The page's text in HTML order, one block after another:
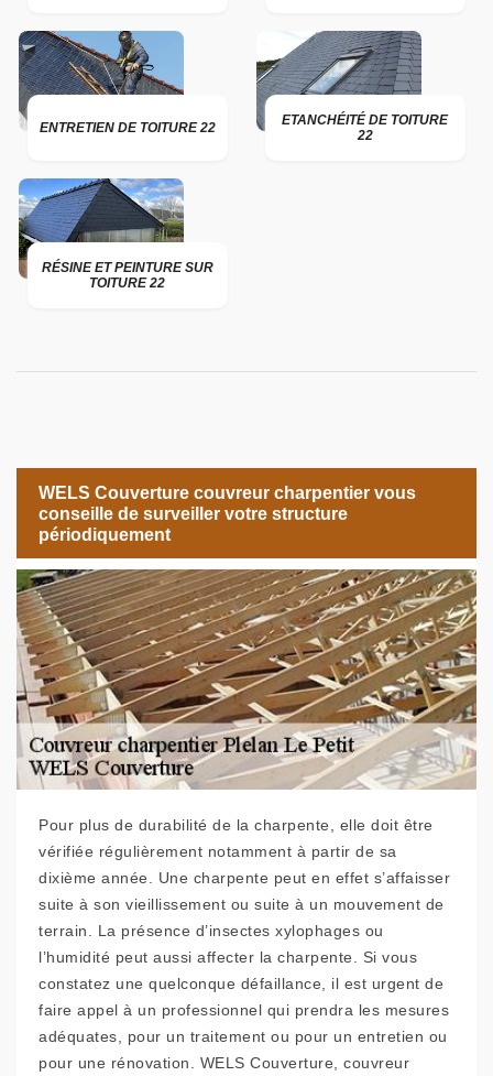
ENTRETIEN DE TOITURE 22
ETANCHÉITÉ DE TOITURE
22
RÉSINE ET PEINTURE SUR
TOITURE 22
WELS Couverture couvreur charpentier vous
conseille de surveiller votre structure
périodiquement
Pour plus de durabilité de la charpente, elle doit être
vérifiée régulièrement notamment à partir de sa
dixième année. Une charpente peut en effet s’affaisser
suite à son vieillissement ou suite à un mouvement de
terrain. La présence d’insectes xylophages ou
l’humidité peut aussi affecter la charpente. Si vous
constatez une quelconque défaillance, il est urgent de
faire appel à un professionnel qui prendra les mesures
adéquates, pour un traitement ou pour un entretien ou
pour une rénovation. WELS Couverture, couvreur